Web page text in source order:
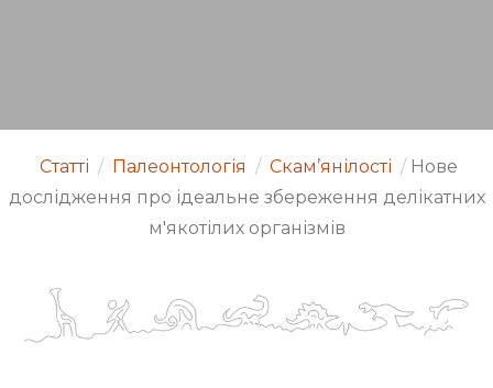
Статті / Палеонтологія / Скам’янілості / Нове
дослідження про ідеальне збереження делікатних
м'якотілих організмів